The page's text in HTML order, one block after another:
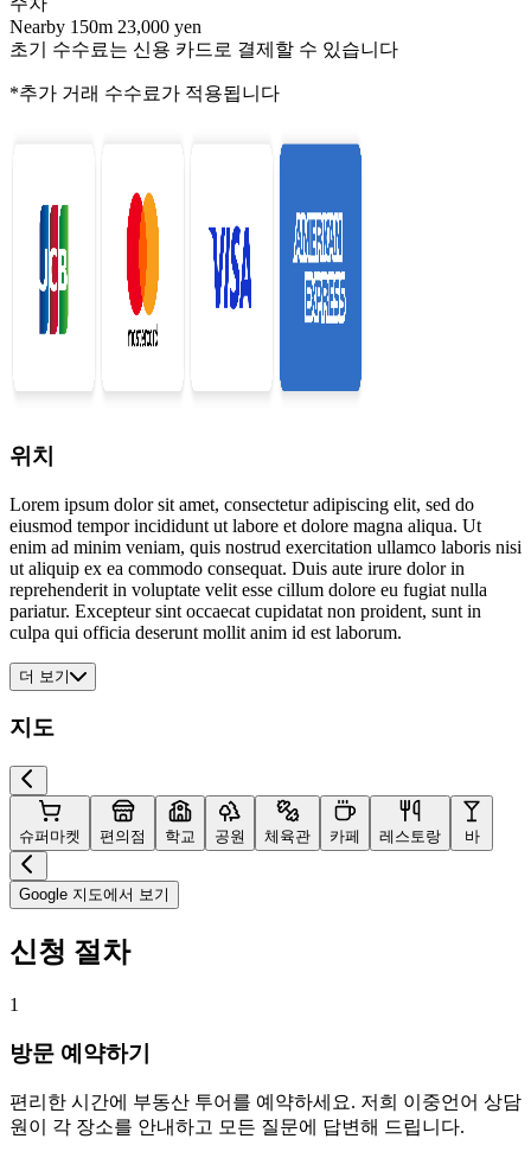
Nearby 150m 23,000 yen
초기 수수료는 신용 카드로 결제할 수 있습니다
*추가 거래 수수료가 적용됩니다
위치
Lorem ipsum dolor sit amet, consectetur adipiscing elit, sed do
eiusmod tempor incididunt ut labore et dolore magna aliqua. Ut
enim ad minim veniam, quis nostrud exercitation ullamco laboris nisi
ut aliquip ex ea commodo consequat. Duis aute irure dolor in
reprehenderit in voluptate velit esse cillum dolore eu fugiat nulla
pariatur. Excepteur sint occaecat cupidatat non proident, sunt in
culpa qui officia deserunt mollit anim id est laborum.
더 보기
지도
슈퍼마켓 편의점 학교 공원 체육관 카페 레스토랑 바
Google 지도에서 보기
신청 절차
1
방문 예약하기
편리한 시간에 부동산 투어를 예약하세요. 저희 이중언어 상담
원이 각 장소를 안내하고 모든 질문에 답변해 드립니다.